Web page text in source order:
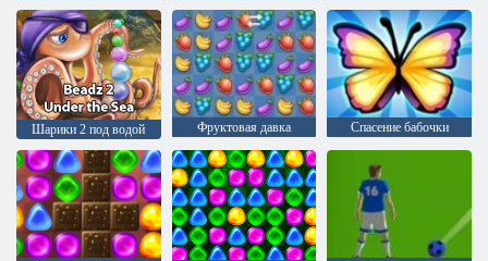
Шарики 2 под водой Фруктовая давка Спасение бабочки